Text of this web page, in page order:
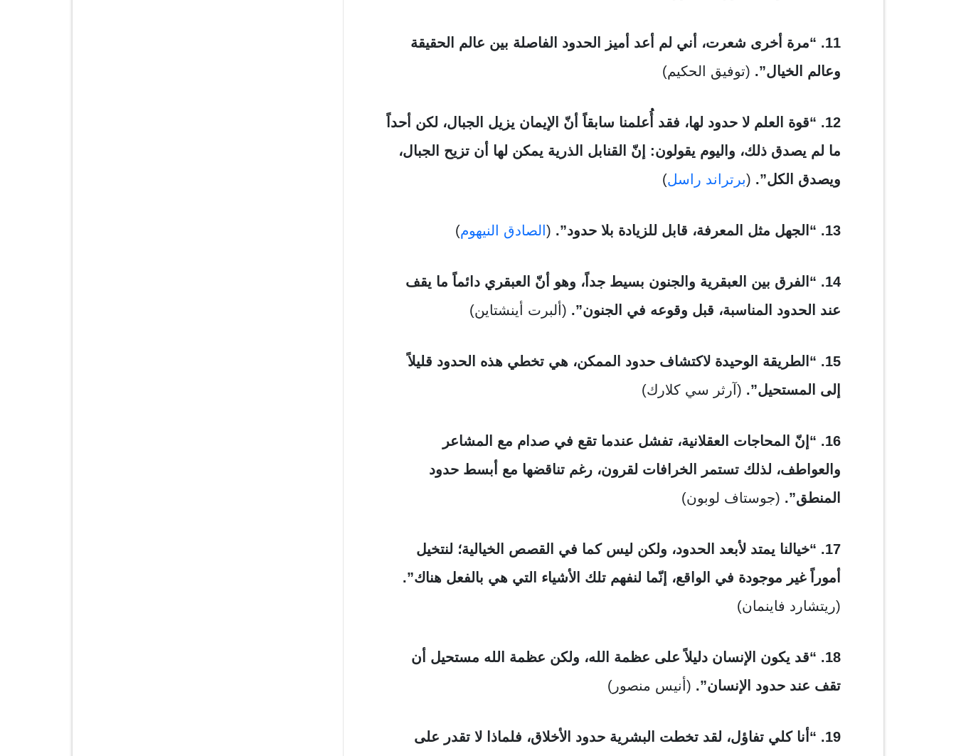
11. “مرة أخرى شعرت، أني لم أعد أميز الحدود الفاصلة بين عالم الحقيقة
وعالم الخيال”. (توفيق الحكيم)
12. “قوة العلم لا حدود لها، فقد أُعلمنا سابقاً أنّ الإيمان يزيل الجبال، لكن أحداً
ما لم يصدق ذلك، واليوم يقولون: إنّ القنابل الذرية يمكن لها أن تزيح الجبال،
ويصدق الكل”. (برتراند راسل)
13. “الجهل مثل المعرفة، قابل للزيادة بلا حدود”. ( الصادق النيهوم)
14. “الفرق بين العبقرية والجنون بسيط جداً، وهو أنّ العبقري دائماً ما يقف
عند الحدود المناسبة، قبل وقوعه في الجنون”. (ألبرت أينشتاين)
15. “
الطريقة الوحيدة لاكتشاف حدود الممكن، هي تخطي هذه الحدود قليلاً
إلى المستحيل”. (آرثر سي كلارك)
16. “إنّ المحاجات العقلانية، تفشل عندما تقع في صدام مع المشاعر
والعواطف، لذلك تستمر الخرافات لقرون، رغم تناقضها مع أبسط حدود
المنطق”. (جوستاف لوبون)
17. “
خيالنا يمتد لأبعد الحدود، ولكن ليس كما في القصص الخيالية؛ لنتخيل
أموراً غير موجودة في الواقع، إنّما لنفهم تلك الأشياء التي هي بالفعل هناك”.
(ريتشارد فاينمان)
18. “قد يكون الإنسان دليلاً على عظمة الله، ولكن عظمة الله مستحيل أن
تقف عند حدود الإنسان”. (أنيس منصور)
19. “أنا كلي تفاؤل، لقد تخطت البشرية حدود الأخلاق، فلماذا لا تقدر على